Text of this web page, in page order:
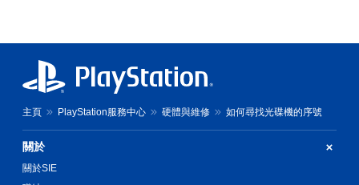
主頁 PlayStation服務中心 硬體與維修 如何尋找光碟機的序號
關於
關於SIE